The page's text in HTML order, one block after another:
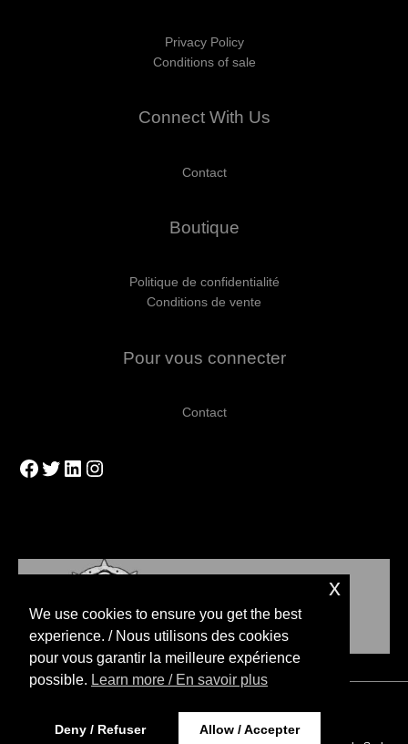
Privacy Policy
Conditions of sale
Connect With Us
Contact
Boutique
Politique de confidentialité
Conditions de vente
Pour vous connecter
Contact
Facebook
Twitter
LinkedIn
Instagram
Copyright © 2026 Blood Bowl Stratégies
We use cookies to ensure you get the best
experience. / Nous utilisons des cookies
pour vous garantir la meilleure expérience
possible. Learn more / En savoir plus
Deny / Refuser Allow / Accepter
x